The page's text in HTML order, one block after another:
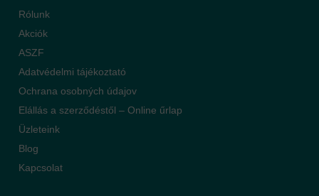
Rólunk
Akciók
ASZF
Adatvédelmi tájékoztató
Ochrana osobných údajov
Elállás a szerződéstől – Online űrlap
Üzleteink
Blog
Kapcsolat